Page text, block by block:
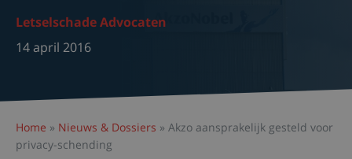
Letselschade Advocaten
14 april 2016
Home » Nieuws & Dossiers » Akzo aansprakelijk gesteld voor
privacy-schending